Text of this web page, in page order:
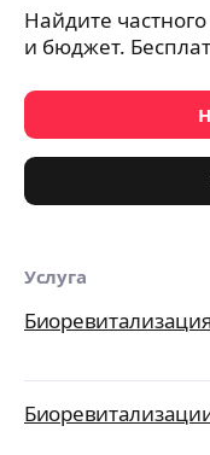
Найдите
и бюджет.
Услуга
Биоревитализация